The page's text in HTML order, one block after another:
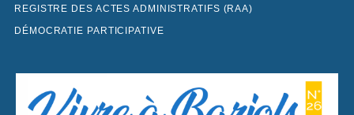
REGISTRE DES ACTES ADMINISTRATIFS (RAA)
DÉMOCRATIE PARTICIPATIVE